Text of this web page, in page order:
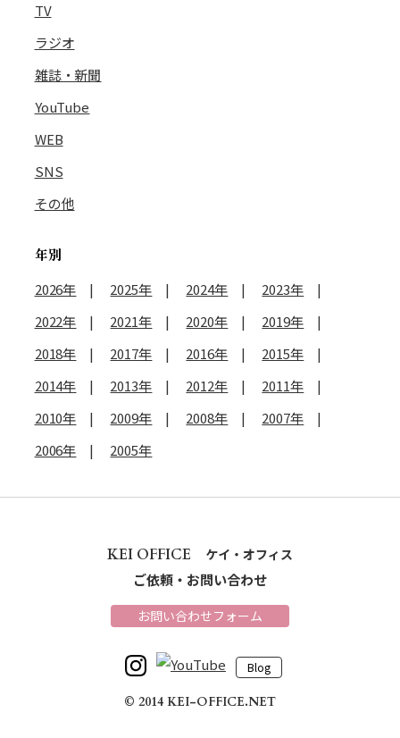
TV
ラジオ
雑誌・新聞
YouTube
WEB
SNS
その他
年別
2026年
2025年 2024年
2023年
2022年
2021年 2020年
2019年
2018年
2017年 2016年
2015年
2014年
2013年 2012年
2011年
2010年
2009年 2008年
2007年
2006年
2005年
KEI OFFICE ケイ・オフィス
ご依頼・お問い合わせ
お問い合わせフォーム
Blog
© 2014 KEI-OFFICE.NET